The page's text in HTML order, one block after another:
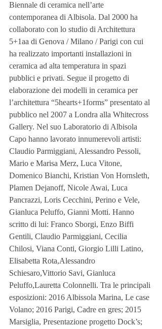
Biennale di ceramica nell’arte
contemporanea di Albisola. Dal 2000 ha
collaborato con lo studio di Architettura
5+1aa di Genova / Milano / Parigi con cui
ha realizzato importanti installazioni in
ceramica ad alta temperatura in spazi
pubblici e privati. Segue il progetto di
elaborazione dei modelli in ceramica per
l’architettura “5hearts+1forms” presentato al
pubblico nel 2007 a Londra alla Whitecross
Gallery. Nel suo Laboratorio di Albisola
Capo hanno lavorato innumerevoli artisti:
Claudio Parmiggiani, Alessandro Pessoli,
Mario e Marisa Merz, Luca Vitone,
Domenico Bianchi, Kristian Von Hornsleth,
Plamen Dejanoff, Nicole Awai, Luca
Pancrazzi, Loris Cecchini, Perino e Vele,
Gianluca Peluffo, Gianni Motti. Hanno
scritto di lui: Franco Sborgi, Enzo Biffi
Gentili, Claudio Parmiggiani, Cecilia
Chilosi, Viana Conti, Giorgio Lilli Latino,
Elisabetta Rota,Alessandro
Schiesaro,Vittorio Savi, Gianluca
Peluffo,Lauretta Colonnelli. Tra le principali
esposizioni: 2016 Albissola Marina, Le case
Volano; 2016 Parigi, Cadre en gres; 2015
Marsiglia, Presentazione progetto Dock’s;